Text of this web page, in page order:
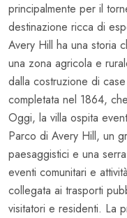
principalmente per il
destinazione ricca di
Avery Hill ha una storia
una zona agricola e
dalla costruzione di
completata nel 1864,
Oggi, la villa ospita
Parco di Avery Hill, un
paesaggistici e una
eventi comunitari e
collegata ai trasporti
visitatori e residenti. La